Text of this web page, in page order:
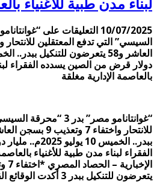
لبناء مدن طبية للأغنياء
10/07/2025 التعليقات
دولار قرض من الصين يسدده الفقراء
بالعاصمة الإدارية مغلقة
“غوانتانامو مصر” بدر 3
ببدر.. الخميس
الفقراء لبناء مدن طبية للأغنياء
يتعرضون للتنكيل ببدر 3 أكدت الوقائع القادمة من داخل …